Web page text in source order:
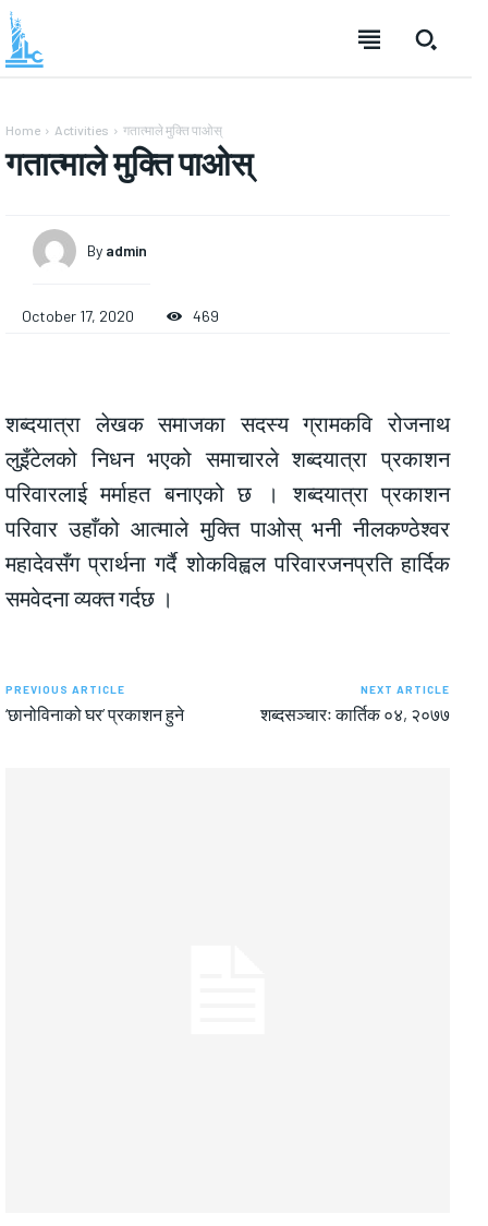
Home Activities गतात्माले मुक्ति पाओस्
गतात्माले मुक्ति पाओस्
By admin
October 17, 2020 469
शब्दयात्रा लेखक समाजका सदस्य ग्रामकवि रोजनाथ
लुइँटेलको निधन भएको समाचारले शब्दयात्रा प्रकाशन
परिवारलाई मर्माहत बनाएको छ । शब्दयात्रा प्रकाशन
परिवार उहाँको आत्माले मुक्ति पाओस् भनी नीलकण्ठेश्वर
महादेवसँग प्रार्थना गर्दै शोकविह्वल परिवारजनप्रति हार्दिक
समवेदना व्यक्त गर्दछ ।
PREVIOUS ARTICLE
‘छानोविनाको घर’ प्रकाशन हुने
NEXT ARTICLE
शब्दसञ्चारः कार्तिक ०४, २०७७